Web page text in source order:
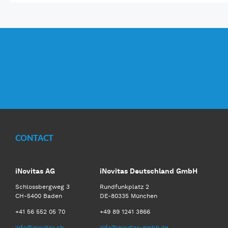
CONTACT
iNovitas AG
Schlossbergweg 3
CH-5400 Baden
+41 56 552 05 70
iNovitas Deutschland GmbH
Rundfunkplatz 2
DE-80335 München
+49 89 1241 3866